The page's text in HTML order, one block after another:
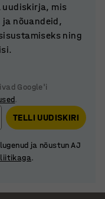
uudiskirja, mis
nõuandeid,
ning
Google'i
.
TELLI UUDISKIRI
ja nõustun AJ
.